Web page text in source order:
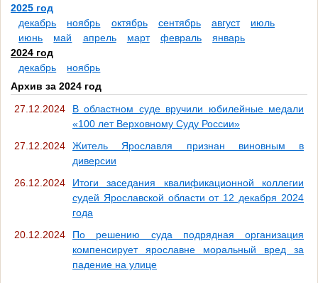
2025 год
декабрь
ноябрь октябрь сентябрь август
июль
июнь
май апрель март февраль
январь
2024 год
декабрь
ноябрь
Архив за 2024 год
27.12.2024
В областном суде вручили юбилейные медали
«100 лет Верховному Суду России»
27.12.2024
Житель Ярославля признан виновным в
диверсии
26.12.2024
Итоги заседания квалификационной коллегии
судей Ярославской области от 12 декабря 2024
года
20.12.2024
По решению суда подрядная организация
компенсирует ярославне моральный вред за
падение на улице